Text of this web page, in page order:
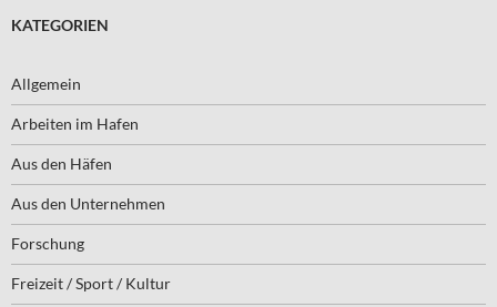
KATEGORIEN
Allgemein
Arbeiten im Hafen
Aus den Häfen
Aus den Unternehmen
Forschung
Freizeit / Sport / Kultur